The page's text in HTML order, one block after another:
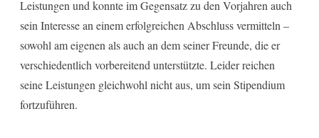
Leistungen und konnte im Gegensatz zu den Vorjahren auch
sein Interesse an einem erfolgreichen Abschluss vermitteln –
sowohl am eigenen als auch an dem seiner Freunde, die er
verschiedentlich vorbereitend unterstützte. Leider reichen
seine Leistungen gleichwohl nicht aus, um sein Stipendium
fortzuführen.